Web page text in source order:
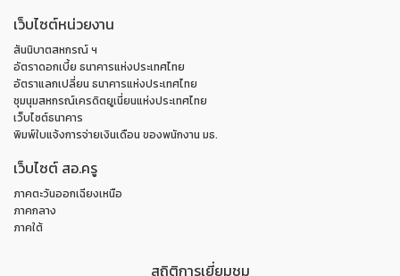
เว็บไซต์หน่วยงาน
สันนิบาตสหกรณ์ ฯ
อัตราดอกเบี้ย ธนาคารแห่งประเทศไทย
อัตราแลกเปลี่ยน ธนาคารแห่งประเทศไทย
ชุมนุมสหกรณ์เครดิตยูเนี่ยนแห่งประเทศไทย
เว็บไซต์ธนาคาร
พิมพ์ใบแจ้งการจ่ายเงินเดือน ของพนักงาน มธ.
เว็บไซต์ สอ.ครู
ภาคตะวันออกเฉียงเหนือ
ภาคกลาง
ภาคใต้
สถิติการเยี่ยมชม